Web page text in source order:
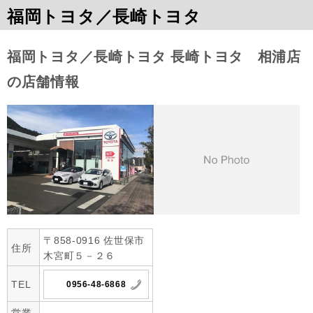
福岡トヨタ／長崎トヨタ
福岡トヨタ／長崎トヨタ 長崎トヨタ 相浦店
の店舗情報
住所
〒858-0916 佐世保市
木宮町５－２６
TEL 0956-48-6868